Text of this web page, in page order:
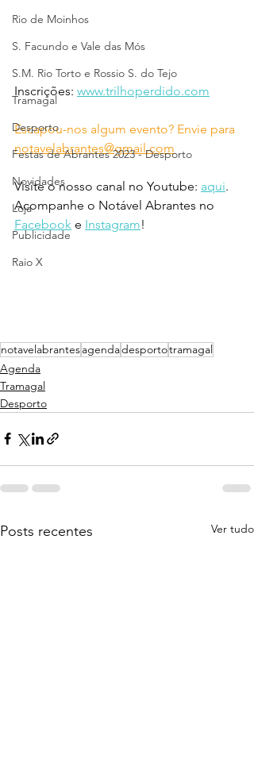
Rio de Moinhos
S. Facundo e Vale das Mós
S.M. Rio Torto e Rossio S. do Tejo
Tramagal
Desporto
Festas de Abrantes 2023 - Desporto
Novidades
Loja
Publicidade
Raio X
Inscrições: www.trilhoperdido.com
Escapou-nos algum evento? Envie para
notavelabrantes@gmail.com
Visite o nosso canal no Youtube: aqui.
Acompanhe o Notável Abrantes no
Facebook e Instagram!
notavelabrantesagendadesportotramagal
Agenda
Tramagal
Desporto
Posts recentes Ver tudo